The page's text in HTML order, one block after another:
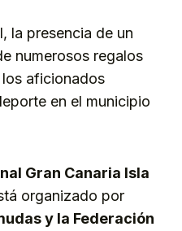
la presencia de un
numerosos regalos
los aficionados
en el municipio
Gran Canaria Isla
organizado por
y la Federación